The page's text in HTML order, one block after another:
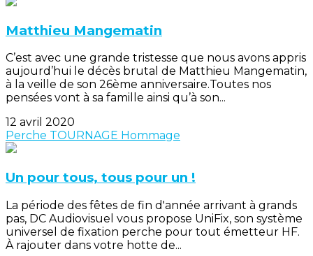
Matthieu Mangematin
C’est avec une grande tristesse que nous avons appris
aujourd’hui le décès brutal de Matthieu Mangematin,
à la veille de son 26ème anniversaire.Toutes nos
pensées vont à sa famille ainsi qu’à son...
12 avril 2020
Perche TOURNAGE Hommage
Un pour tous, tous pour un !
La période des fêtes de fin d'année arrivant à grands
pas, DC Audiovisuel vous propose UniFix, son système
universel de fixation perche pour tout émetteur HF.
À rajouter dans votre hotte de...